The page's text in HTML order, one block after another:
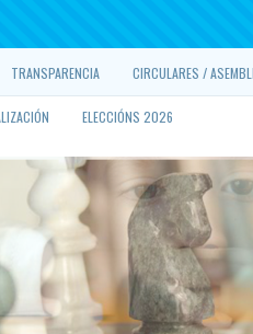
TRANSPARENCIA CIRCULARES /
ELECCIÓNS 2026